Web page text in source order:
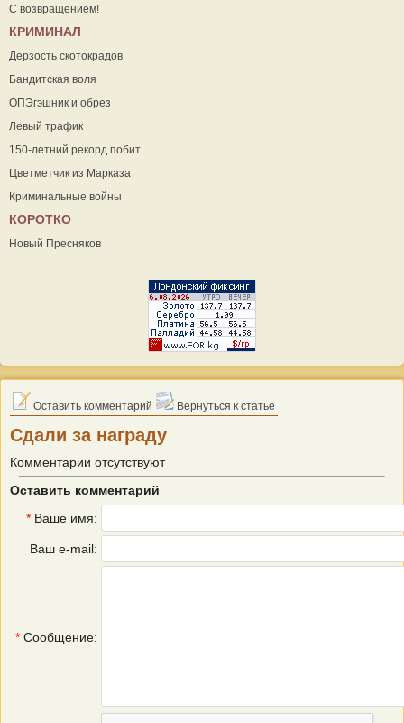
С возвращением!
КРИМИНАЛ
Дерзость скотокрадов
Бандитская воля
ОПЭгэшник и обрез
Левый трафик
150-летний рекорд побит
Цветметчик из Марказа
Криминальные войны
КОРОТКО
Новый Пресняков
Оставить комментарий Вернуться к статье
Сдали за награду
Комментарии отсутствуют
Оставить комментарий
* Ваше имя:
Ваш e-mail:
* Сообщение: